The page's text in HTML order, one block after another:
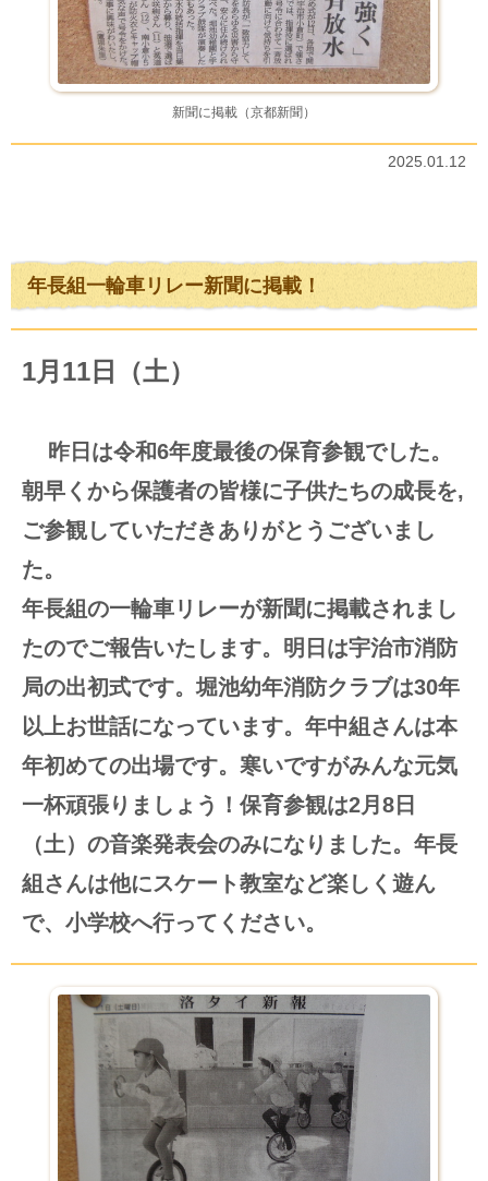
新聞に掲載（京都新聞）
2025.01.12
年長組一輪車リレー新聞に掲載！
1月11日（土）
昨日は令和6年度最後の保育参観でした。
朝早くから保護者の皆様に子供たちの成長を,
ご参観していただきありがとうございまし
た。
年長組の一輪車リレーが新聞に掲載されまし
たのでご報告いたします。明日は宇治市消防
局の出初式です。堀池幼年消防クラブは30年
以上お世話になっています。年中組さんは本
年初めての出場です。寒いですがみんな元気
一杯頑張りましょう！保育参観は2月8日
（土）の音楽発表会のみになりました。年長
組さんは他にスケート教室など楽しく遊ん
で、小学校へ行ってください。